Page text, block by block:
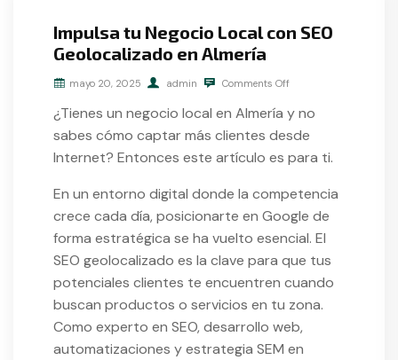
Impulsa tu Negocio Local con SEO
Geolocalizado en Almería
mayo 20, 2025 admin Comments Off
¿Tienes un negocio local en Almería y no
sabes cómo captar más clientes desde
Internet? Entonces este artículo es para ti.
En un entorno digital donde la competencia
crece cada día, posicionarte en Google de
forma estratégica se ha vuelto esencial. El
SEO geolocalizado es la clave para que tus
potenciales clientes te encuentren cuando
buscan productos o servicios en tu zona.
Como experto en SEO, desarrollo web,
automatizaciones y estrategia SEM en